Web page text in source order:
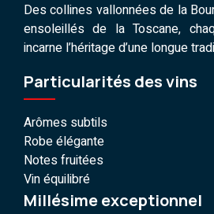
Des collines vallonnées de la
ensoleillés de la Toscane,
incarne l’héritage d’une longue
Particularités des vins
Arômes subtils
Robe élégante
Notes fruitées
Vin équilibré
Millésime exceptionnel